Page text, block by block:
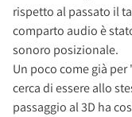
rispetto al passato il
comparto audio è
sonoro posizionale.
Un poco come già
cerca di essere allo
passaggio al 3D ha